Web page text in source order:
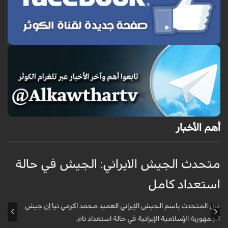
أهم الأخبار
متحدث الجيش الايراني: الجيش في حالة
استعداد كامل
قال المتحدث باسم الجيش الإيراني العميد محمد اكرمي نيا إن جيش
الجمهورية الإسلامية الإيرانية في حالة استعداد تام.